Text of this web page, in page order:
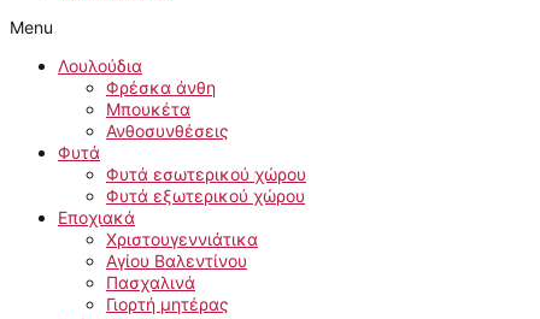
Menu
Λουλούδια
Φρέσκα άνθη
Μπουκέτα
Ανθοσυνθέσεις
Φυτά
Φυτά εσωτερικού χώρου
Φυτά εξωτερικού χώρου
Εποχιακά
Χριστουγεννιάτικα
Αγίου Βαλεντίνου
Πασχαλινά
Γιορτή μητέρας